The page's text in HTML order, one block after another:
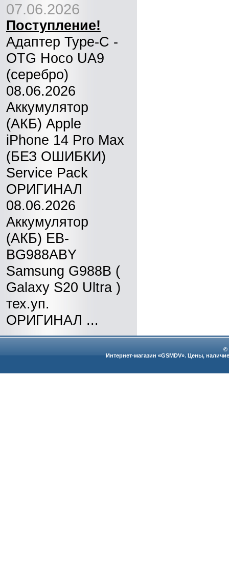
07.06.2026
Поступление!
Адаптер Type-C -
OTG Hoco UA9
(серебро)
08.06.2026
Аккумулятор
(АКБ) Apple
iPhone 14 Pro Max
(БЕЗ ОШИБКИ)
Service Pack
ОРИГИНАЛ
08.06.2026
Аккумулятор
(АКБ) EB-
BG988ABY
Samsung G988B (
Galaxy S20 Ultra )
тех.уп.
ОРИГИНАЛ ...
©
Интернет-магазин «GSMDV». Цены,